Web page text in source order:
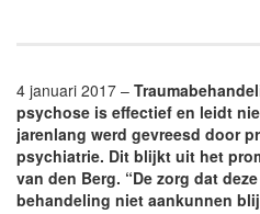
4 januari 2017 –
psychose is effectief en leidt
jarenlang werd gevreesd door
psychiatrie. Dit blijkt uit het
van den Berg. “De zorg dat
behandeling niet aankunnen